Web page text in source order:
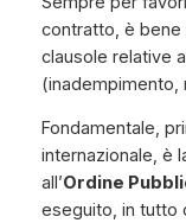
contratto, è bene
clausole relative
(inadempimento,
Fondamentale,
internazionale, è
all’Ordine
eseguito, in tutto